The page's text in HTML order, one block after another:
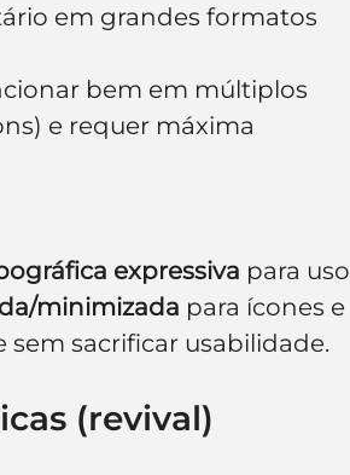
em grandes formatos
bem em múltiplos
e requer máxima
expressiva para uso
minimizada para ícones e
sem sacrificar usabilidade.
(revival)